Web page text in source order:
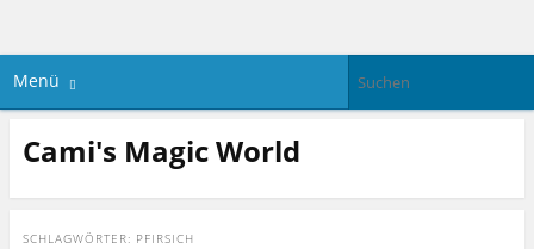
Menü
Cami's Magic World
SCHLAGWÖRTER: PFIRSICH